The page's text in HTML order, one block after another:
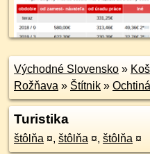
Východné Slovensko »
Rožňava » Štítnik » Ochtiná
Turistika
štôlňa ¤, štôlňa ¤, štôlňa ¤